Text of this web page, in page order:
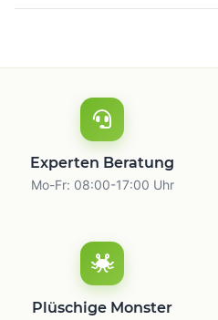
Experten Beratung
Mo-Fr: 08:00-17:00 Uhr
Plüschige Monster